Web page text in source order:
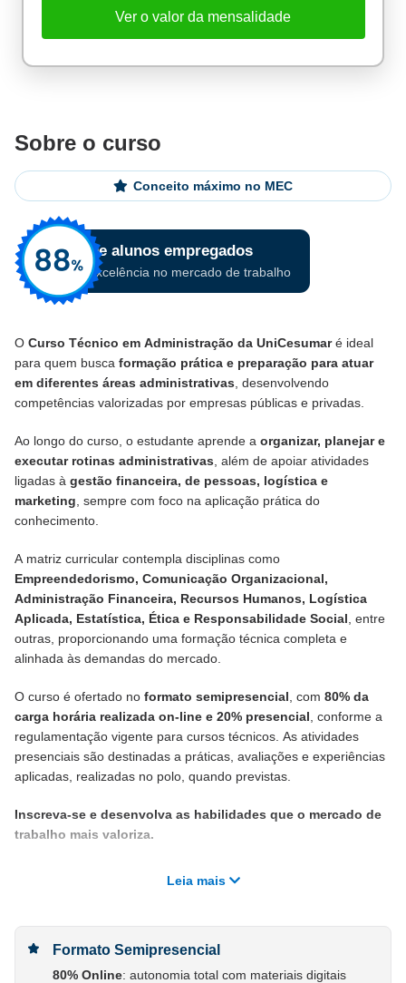
Sobre o curso
Conceito máximo no MEC
O Curso Técnico em Administração da UniCesumaré ideal
para quem busca formação prática e preparação para atuar
em diferentes áreas administrativas , desenvolvendo
competências valorizadas por empresas públicas e privadas.
Ao longo do curso, o estudante aprende a organizar, planejar e
executar rotinas administrativas , além de apoiar atividades
ligadas à gestão financeira, de pessoas, logística e
marketing , sempre com foco na aplicação prática do
conhecimento.
A matriz curricular contempla disciplinas como
Empreendedorismo, Comunicação Organizacional,
Administração Financeira, Recursos Humanos, Logística
Aplicada, Estatística, Ética e Responsabilidade Social , entre
outras, proporcionando uma formação técnica completa e
alinhada às demandas do mercado.
O curso é ofertado no formato semipresencial , com 80% da
carga horária realizada on-line e 20% presencial , conforme a
regulamentação vigente para cursos técnicos. As atividades
presenciais são destinadas a práticas, avaliações e experiências
aplicadas, realizadas no polo, quando previstas.
Inscreva-se e desenvolva as habilidades que o mercado de
trabalho mais valoriza.
Leia mais
Formato Semipresencial
80% Online: autonomia total com materiais digitais
Ver o valor da mensalidade